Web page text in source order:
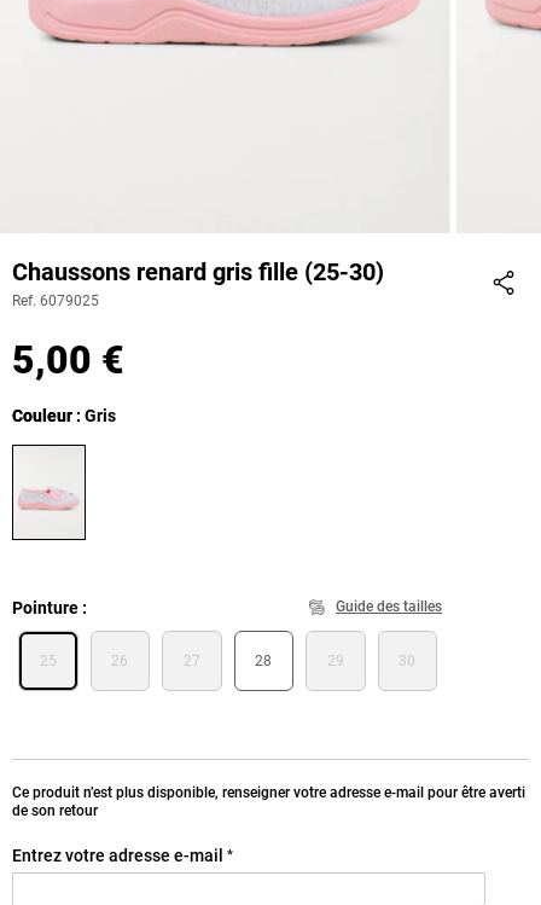
Chaussons renard gris fille (25-30)
Ref. 6079025
5,00 €
Couleur
Couleur : Gris
Pointure Guide des tailles
25 26 27 28 29 30
Ce produit n’est plus disponible, renseigner votre adresse e-mail pour être averti
de son retour
Entrez votre adresse e-mail *